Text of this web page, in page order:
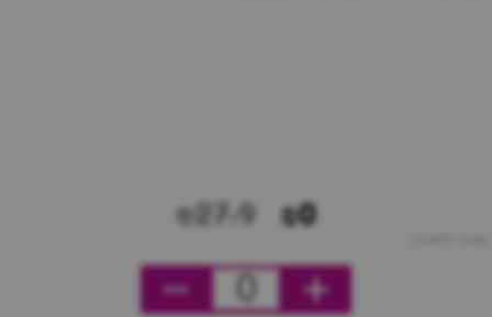
₪0
₪27.9
0